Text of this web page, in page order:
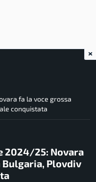
fa la voce grossa
conquistata
2024/25: Novara
Bulgaria, Plovdiv
×